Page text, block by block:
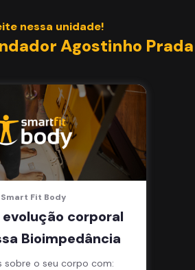
nessa unidade!
Agostinho
Smart Fit Body
evolução corporal
Bioimpedância
sobre o seu corpo com: